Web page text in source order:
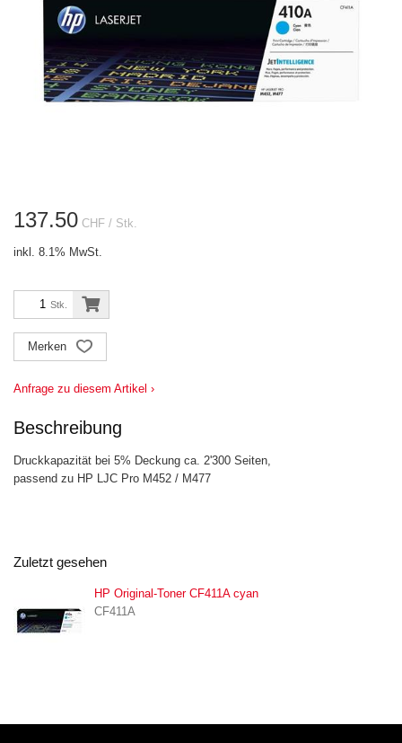
137.50 CHF / Stk.
inkl. 8.1% MwSt.
Stk.
Merken
Anfrage zu diesem Artikel ›
Beschreibung
Druckkapazität bei 5% Deckung ca. 2'300 Seiten,
passend zu HP LJC Pro M452 / M477
Zuletzt gesehen
HP Original-Toner CF411A cyan
CF411A